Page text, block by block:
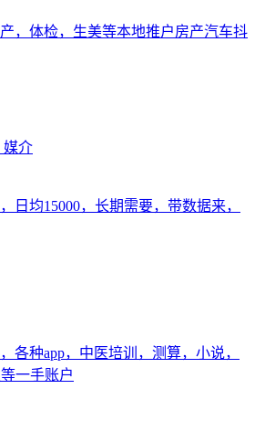
，体检，生美等本地推户房产汽车抖
媒介
日均15000，长期需要，带数据来，
各种app，中医培训，测算，小说，
一手账户